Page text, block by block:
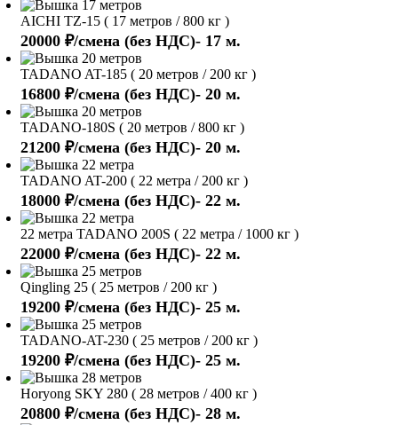
AICHI TZ-15 ( 17 метров / 800 кг )
20000 ₽/смена (без НДС)- 17 м.
TADANO AT-185 ( 20 метров / 200 кг )
16800 ₽/смена (без НДС)- 20 м.
TADANO-180S ( 20 метров / 800 кг )
21200 ₽/смена (без НДС)- 20 м.
TADANO AT-200 ( 22 метра / 200 кг )
18000 ₽/смена (без НДС)- 22 м.
22 метра TADANO 200S ( 22 метра / 1000 кг )
22000 ₽/смена (без НДС)- 22 м.
Qingling 25 ( 25 метров / 200 кг )
19200 ₽/смена (без НДС)- 25 м.
TADANO-AT-230 ( 25 метров / 200 кг )
19200 ₽/смена (без НДС)- 25 м.
Horyong SKY 280 ( 28 метров / 400 кг )
20800 ₽/смена (без НДС)- 28 м.